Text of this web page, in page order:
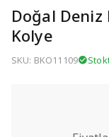
Doğal
Kolye
SKU: BKO11109